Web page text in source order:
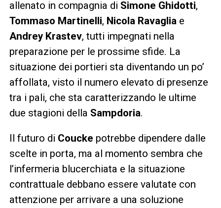
allenato in compagnia di Simone Ghidotti,
Tommaso Martinelli, Nicola Ravagliae
Andrey Krastev, tutti impegnati nella
preparazione per le prossime sfide. La
situazione dei portieri sta diventando un po’
affollata, visto il numero elevato di presenze
tra i pali, che sta caratterizzando le ultime
due stagioni della Sampdoria.
Il futuro di Coucke potrebbe dipendere dalle
scelte in porta, ma al momento sembra che
l’infermeria blucerchiata e la situazione
contrattuale debbano essere valutate con
attenzione per arrivare a una soluzione